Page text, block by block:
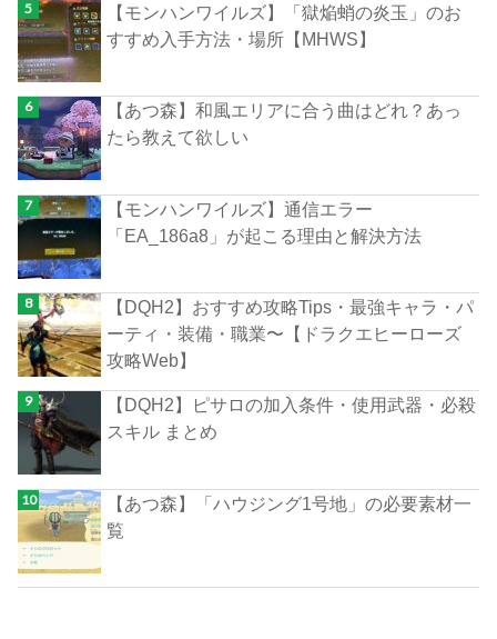
【モンハンワイルズ】「獄焔蛸の炎玉」のお
すすめ入手方法・場所【MHWS】
【あつ森】和風エリアに合う曲はどれ？あっ
たら教えて欲しい
【モンハンワイルズ】通信エラー
「EA_186a8」が起こる理由と解決方法
【DQH2】おすすめ攻略Tips・最強キャラ・パ
ーティ・装備・職業〜【ドラクエヒーローズ
攻略Web】
【DQH2】ピサロの加入条件・使用武器・必殺
スキル まとめ
【あつ森】「ハウジング1号地」の必要素材一
覧